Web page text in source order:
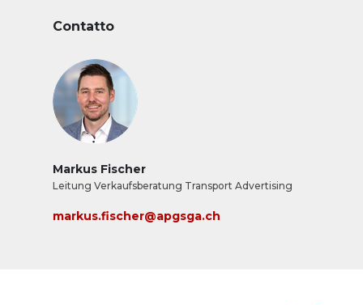
Contatto
Markus Fischer
Leitung Verkaufsberatung Transport Advertising
markus.fischer@apgsga.ch